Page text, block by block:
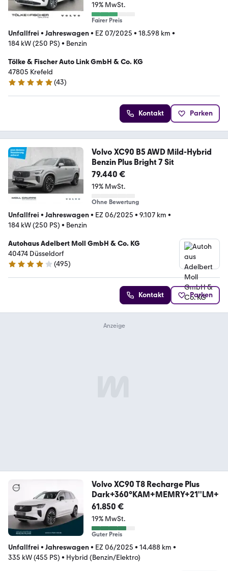
19% MwSt.
Fairer Preis
Unfallfrei • Jahreswagen• EZ 07/2025 • 18.598 km •
184 kW (250 PS) • Benzin
Tölke & Fischer Auto Link GmbH & Co. KG
47805 Krefeld
4.8 Sterne
(43)
Kontakt Parken
Volvo XC90 B5 AWD Mild-Hybrid
Benzin Plus Bright 7 Sit
79.440 €
19% MwSt.
Ohne Bewertung
Unfallfrei • Jahreswagen• EZ 06/2025 • 9.107 km •
184 kW (250 PS) • Benzin
Autohaus Adelbert Moll GmbH & Co. KG
40474 Düsseldorf
4.1 Sterne
(495)
Kontakt Parken
Volvo XC90 T8 Recharge Plus
Dark+360°KAM+MEMRY+21''LM+
61.850 €
19% MwSt.
Guter Preis
Unfallfrei • Jahreswagen• EZ 06/2025 • 14.488 km •
335 kW (455 PS) • Hybrid (Benzin/Elektro)